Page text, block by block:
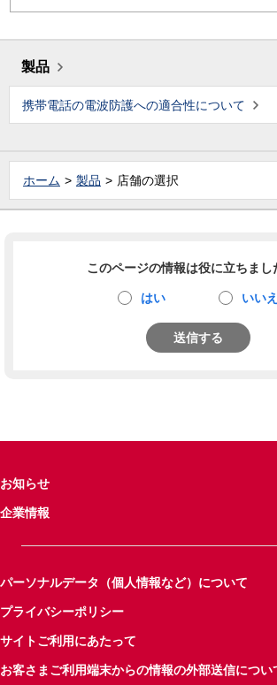
製品
携帯電話の電波防護への適合性について
ホーム 製品 店舗の選択
このページの情報は役に立ちまし
はい いいえ
送信する
お知らせ
企業情報
パーソナルデータ（個人情報など）について
プライバシーポリシー
サイトご利用にあたって
お客さまご利用端末からの情報の外部送信につい